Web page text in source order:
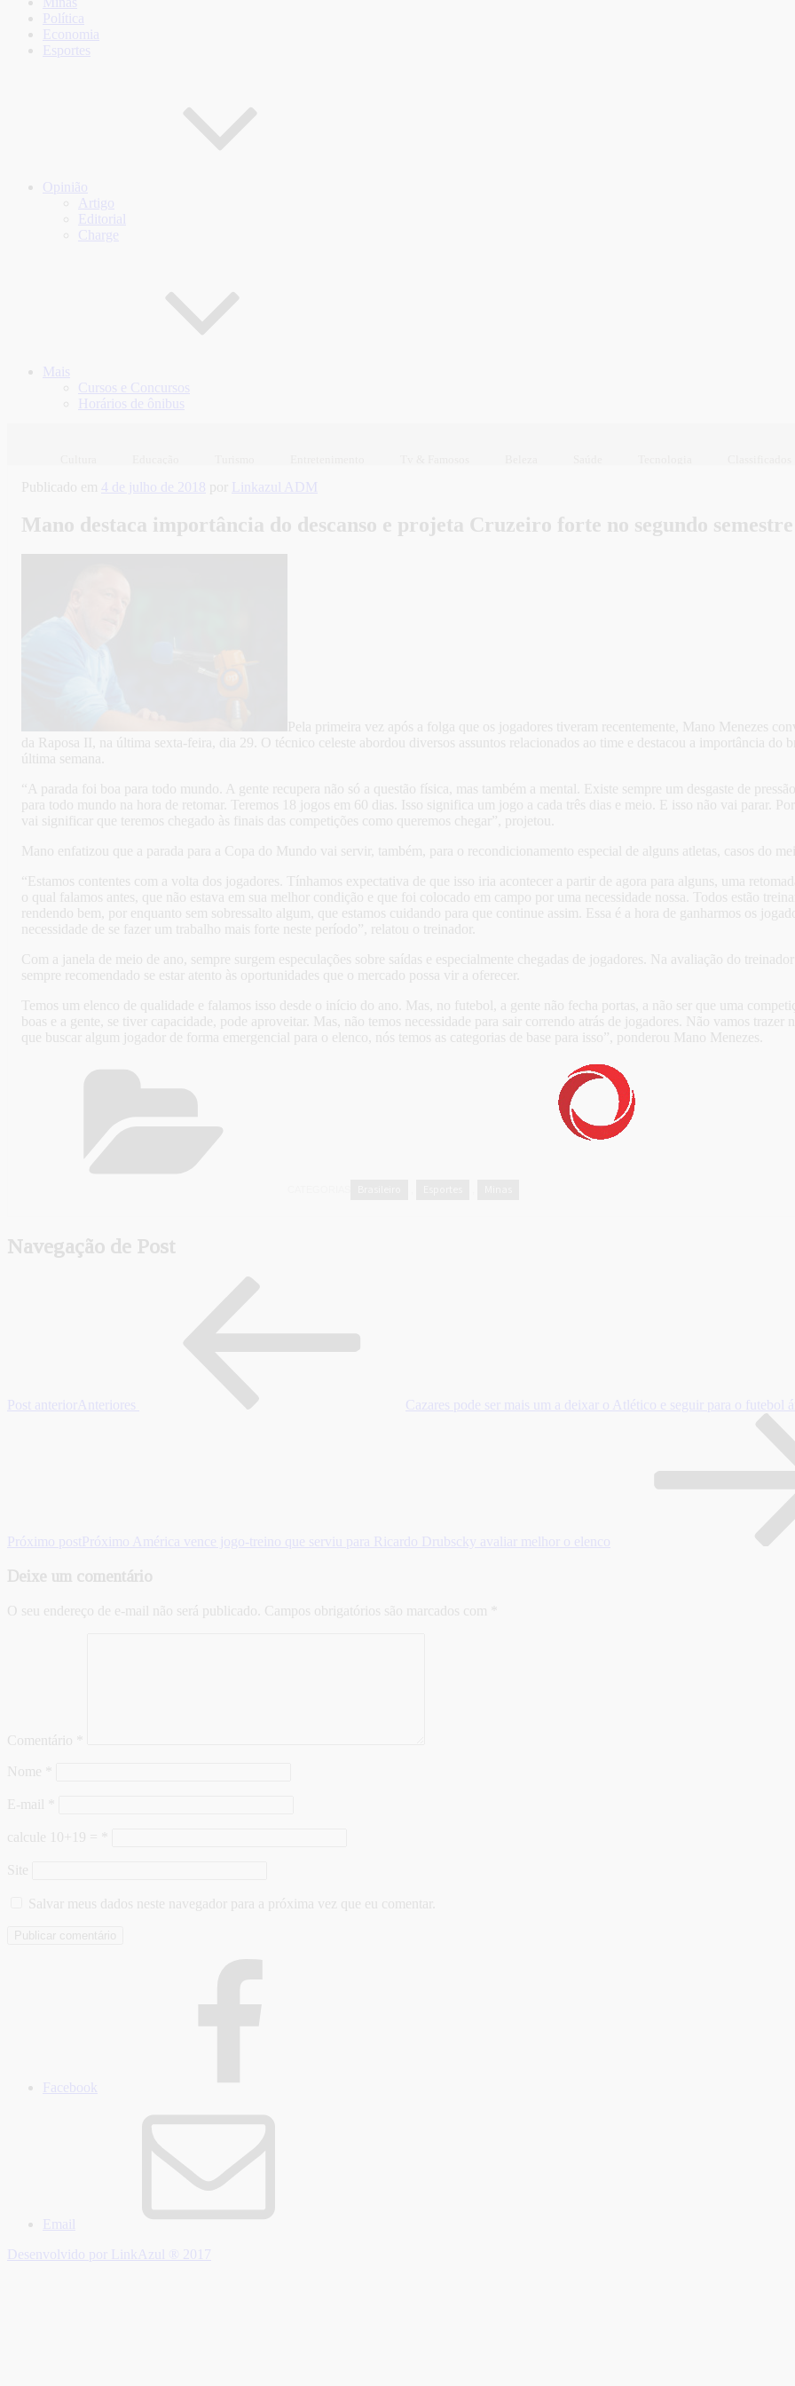
Política
Economia
Esportes
Opinião
Artigo
Editorial
Charge
Mais
Cursos e Concursos
Horários de ônibus
Publicado em 4 de julho de 2018 por Linkazul ADM
Mano destaca importância do descanso e projeta Cruzeiro forte no segundo semestre
Pela primeira vez após a folga que os jogadores tiveram recentemente, Mano Menezes
da Raposa II, na última sexta-feira, dia 29. O técnico celeste abordou diversos assuntos relacionados ao time e destacou a importância do
última semana.
“A parada foi boa para todo mundo. A gente recupera não só a questão física, mas também a mental. Existe sempre um desgaste de
para todo mundo na hora de retomar. Teremos 18 jogos em 60 dias. Isso significa um jogo a cada três dias e meio. E isso não vai parar.
vai significar que teremos chegado às finais das competições como queremos chegar”, projetou.
Mano enfatizou que a parada para a Copa do Mundo vai servir, também, para o recondicionamento especial de alguns atletas, casos do
“Estamos contentes com a volta dos jogadores. Tínhamos expectativa de que isso iria acontecer a partir de agora para alguns, uma
o qual falamos antes, que não estava em sua melhor condição e que foi colocado em campo por uma necessidade nossa. Todos estão
rendendo bem, por enquanto sem sobressalto algum, que estamos cuidando para que continue assim. Essa é a hora de ganharmos os
necessidade de se fazer um trabalho mais forte neste período”, relatou o treinador.
Com a janela de meio de ano, sempre surgem especulações sobre saídas e especialmente chegadas de jogadores. Na avaliação do
sempre recomendado se estar atento às oportunidades que o mercado possa vir a oferecer.
Temos um elenco de qualidade e falamos isso desde o início do ano. Mas, no futebol, a gente não fecha portas, a não ser que uma
boas e a gente, se tiver capacidade, pode aproveitar. Mas, não temos necessidade para sair correndo atrás de jogadores. Não vamos
que buscar algum jogador de forma emergencial para o elenco, nós temos as categorias de base para isso”, ponderou Mano Menezes.
Navegação de Post
Post anterior Anteriores Cazares pode ser mais um a deixar o Atlético e seguir para o futebol
Próximo post Próximo América vence jogo-treino que serviu para Ricardo Drubscky avaliar melhor o elenco
Deixe um comentário
O seu endereço de e-mail não será publicado. Campos obrigatórios são marcados com
Comentário
Nome
E-mail
calcule 10+19 =
Site
Salvar meus dados neste navegador para a próxima vez que eu comentar.
Facebook
Email
Desenvolvido por LinkAzul ® 2017